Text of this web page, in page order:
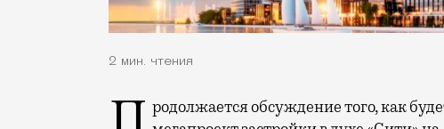
2 мин. чтения